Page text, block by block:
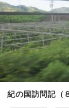
紀の国訪問記（